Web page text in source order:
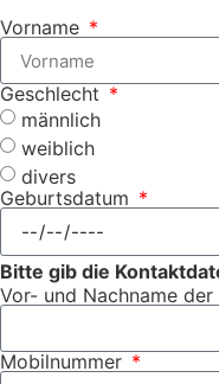
Vorname
Geschlecht
männlich
weiblich
divers
Geburtsdatum
Bitte gib die
Vor- und Nachname
Mobilnummer